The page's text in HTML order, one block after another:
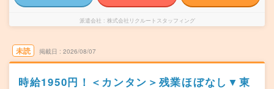
派遣会社 株式会社リクルートスタッフィング
未読 掲載日 2026/08/07
時給1950円！＜カンタン＞残業ほぼなし▼東